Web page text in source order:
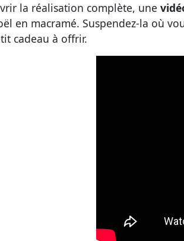
la réalisation complète, une
en macramé. Suspendez-la où
cadeau à offrir.